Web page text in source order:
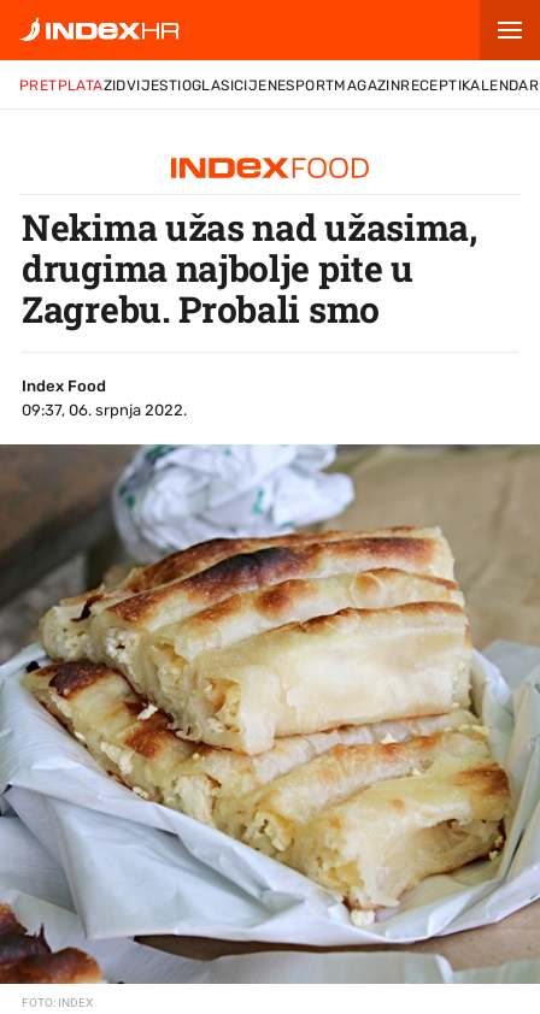
PRETPLATAZIDVIJESTIOGLASICIJENESPORTMAGAZINRECEPTIKALENDAR
Nekima užas nad užasima,
drugima najbolje pite u
Zagrebu. Probali smo
Index Food
09:37, 06. srpnja 2022.
FOTO: INDEX